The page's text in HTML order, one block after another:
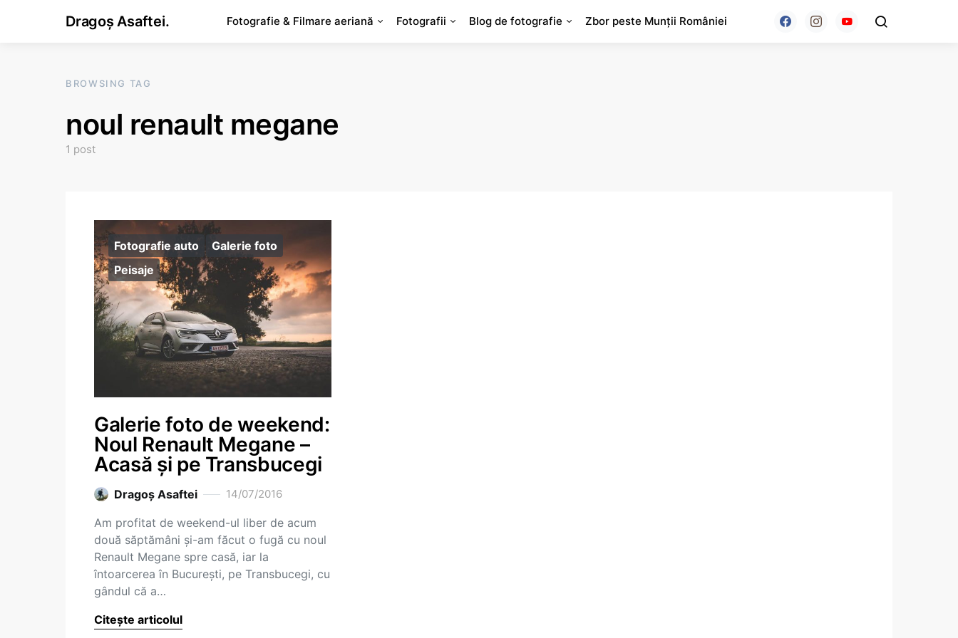
Dragoș Asaftei. Fotografie & Filmare aeriană Fotografii Blog de fotografie Zbor peste Munții României
BROWSING TAG
noul renault megane
1 post
Fotografie auto
Galerie foto
Peisaje
Galerie foto de weekend:
Noul Renault Megane –
Acasă și pe Transbucegi
Dragoş Asaftei 14/07/2016
Am profitat de weekend-ul liber de acum
două săptămâni și-am făcut o fugă cu noul
Renault Megane spre casă, iar la
întoarcerea în București, pe Transbucegi, cu
gândul că a…
Citește articolul